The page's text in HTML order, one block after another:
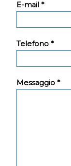
E-mail *
Telefono *
Messaggio *